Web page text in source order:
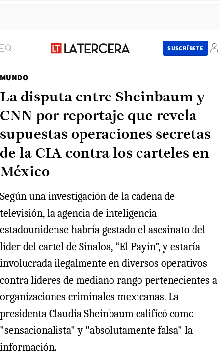
SUSCRÍBETE
MUNDO
La disputa entre Sheinbaum y
CNN por reportaje que revela
supuestas operaciones secretas
de la CIA contra los carteles en
México
Según una investigación de la cadena de
televisión, la agencia de inteligencia
estadounidense habría gestado el asesinato del
líder del cartel de Sinaloa, “El Payín”, y estaría
involucrada ilegalmente en diversos operativos
contra líderes de mediano rango pertenecientes a
organizaciones criminales mexicanas. La
presidenta Claudia Sheinbaum calificó como
"sensacionalista" y "absolutamente falsa" la
información.